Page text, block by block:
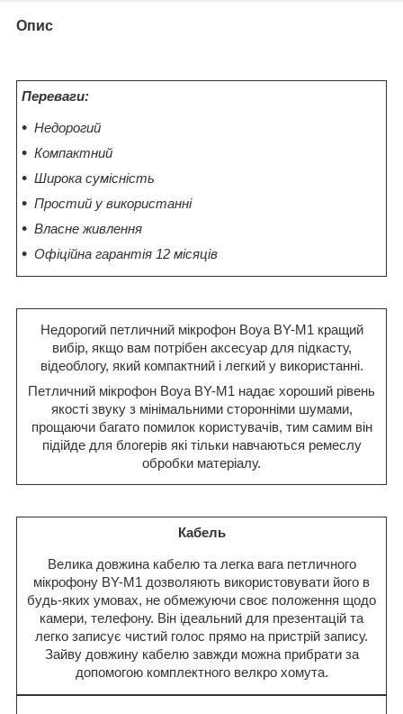
Опис
Переваги:
Недорогий
Компактний
Широка сумісність
Простий у використанні
Власне живлення
Офіційна гарантія 12 місяців
Недорогий петличний мікрофон Boya BY-M1 кращий
вибір, якщо вам потрібен аксесуар для підкасту,
відеоблогу, який компактний і легкий у використанні.
Петличний мікрофон Boya BY-M1 надає хороший рівень
якості звуку з мінімальними сторонніми шумами,
прощаючи багато помилок користувачів, тим самим він
підійде для блогерів які тільки навчаються ремеслу
обробки матеріалу.
Кабель
Велика довжина кабелю та легка вага петличного
мікрофону BY-M1 дозволяють використовувати його в
будь-яких умовах, не обмежуючи своє положення щодо
камери, телефону. Він ідеальний для презентацій та
легко записує чистий голос прямо на пристрій запису.
Зайву довжину кабелю завжди можна прибрати за
допомогою комплектного велкро хомута.